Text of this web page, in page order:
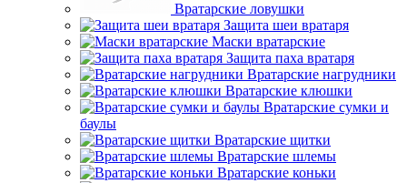
Вратарские ловушки
Защита шеи вратаря
Маски вратарские
Защита паха вратаря
Вратарские нагрудники
Вратарские клюшки
Вратарские сумки и
баулы
Вратарские щитки
Вратарские шлемы
Вратарские коньки